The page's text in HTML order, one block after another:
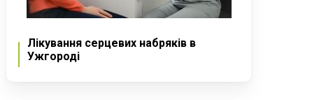
Лікування серцевих набряків в
Ужгороді